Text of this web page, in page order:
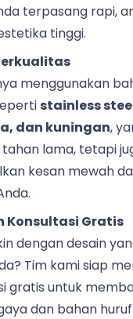
terpasang rapi,
tinggi.
menggunakan
stainless
dan kuningan,
lama, tetapi
kesan mewah
Konsultasi Gratis
dengan desain
Tim kami siap
gratis untuk
dan bahan